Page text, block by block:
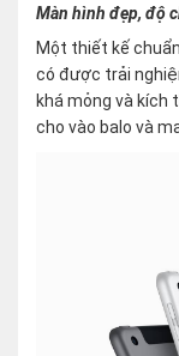
Màn hình đẹp, độ
Một thiết kế
có được trải
khá mỏng và kích
cho vào balo và